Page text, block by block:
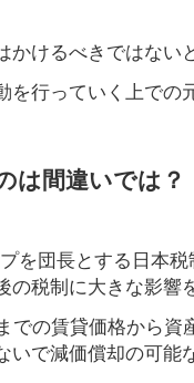
けるべきではない
行っていく上で
は間違いでは？
を団長とする日本
税制に大きな影響
での賃貸価格から
で減価償却の可